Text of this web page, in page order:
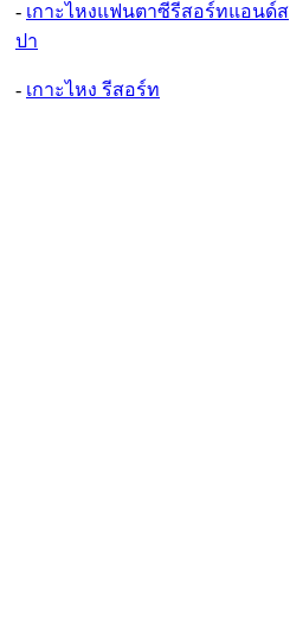
- เกาะไหงแฟนตาซีรีสอร์ทแอนด์ส
ปา
- เกาะไหง รีสอร์ท